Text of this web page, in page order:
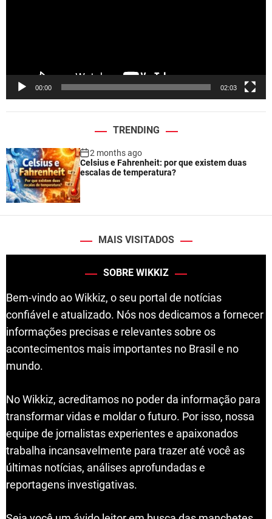
00:00 02:03
TRENDING
2 months ago
Celsius e Fahrenheit: por que existem duas
escalas de temperatura?
MAIS VISITADOS
SOBRE WIKKIZ
Bem-vindo ao Wikkiz, o seu portal de notícias
confiável e atualizado. Nós nos dedicamos a fornecer
informações precisas e relevantes sobre os
acontecimentos mais importantes no Brasil e no
mundo.
No Wikkiz, acreditamos no poder da informação para
transformar vidas e moldar o futuro. Por isso, nossa
equipe de jornalistas experientes e apaixonados
trabalha incansavelmente para trazer até você as
últimas notícias, análises aprofundadas e
reportagens investigativas.